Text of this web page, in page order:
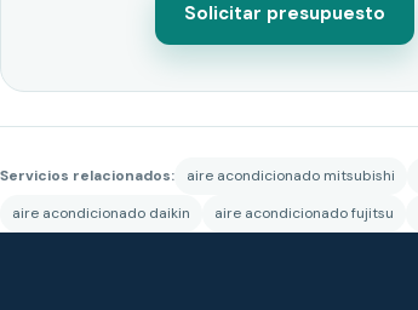
Solicitar presupuesto
Servicios relacionados: aire acondicionado mitsubishi
aire acondicionado daikin
aire acondicionado fujitsu